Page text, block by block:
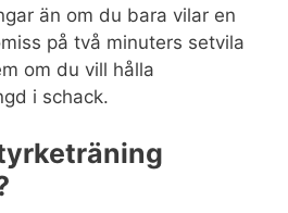
än om du bara vilar en
på två minuters setvila
om du vill hålla
i schack.